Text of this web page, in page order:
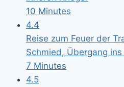
10 Minutes
4.4
Reise zum Feuer der
Schmied, Übergang
7 Minutes
4.5